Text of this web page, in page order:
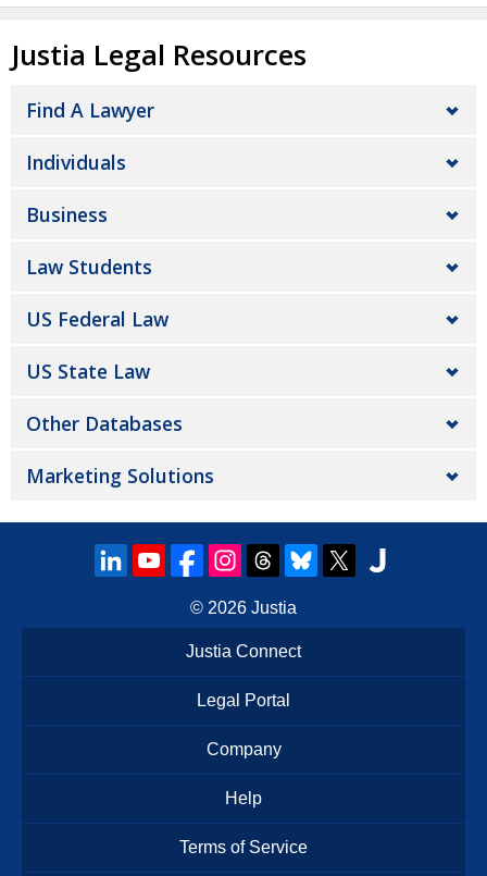
Justia Legal Resources
Find A Lawyer
Individuals
Business
Law Students
US Federal Law
US State Law
Other Databases
Marketing Solutions
© 2026 Justia
Justia Connect
Legal Portal
Company
Help
Terms of Service